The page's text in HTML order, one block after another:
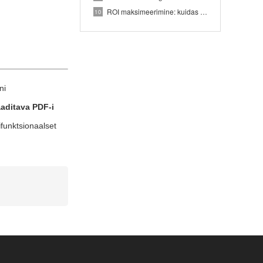
10 ROI maksimeerimine: kuidas CNC siini töötlemine vähendab materjalijäätmeid 30%
PDF-i